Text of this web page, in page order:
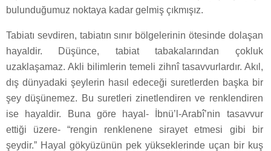
bulunduğumuz noktaya kadar gelmiş çıkmışız.
Tabiatı sevdiren, tabiatın sınır bölgelerinin ötesinde dolaşan
hayaldir. Düşünce, tabiat tabakalarından çokluk
uzaklaşamaz. Akli bilimlerin temeli zihnî tasavvurlardır. Akıl,
dış dünyadaki şeylerin hasıl edeceği suretlerden başka bir
şey düşünemez. Bu suretleri zinetlendiren ve renklendiren
ise hayaldir. Buna göre hayal- İbnü’l-Arabî’nin tasavvur
ettiği üzere- “rengin renklenene sirayet etmesi gibi bir
şeydir.” Hayal gökyüzünün pek yükseklerinde uçan bir kuş